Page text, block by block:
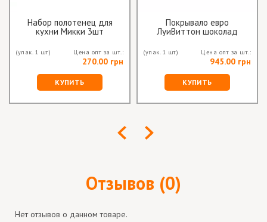
Набор полотенец для
кухни Микки 3шт
(упак. 1 шт) Цена опт за шт.:
270.00 грн
КУПИТЬ
Покрывало евро
ЛуиВиттон шоколад
(упак. 1 шт) Цена опт за шт.:
945.00 грн
КУПИТЬ
Отзывов (0)
Нет отзывов о данном товаре.